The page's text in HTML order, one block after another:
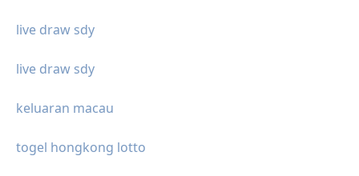
live draw sdy
live draw sdy
keluaran macau
togel hongkong lotto